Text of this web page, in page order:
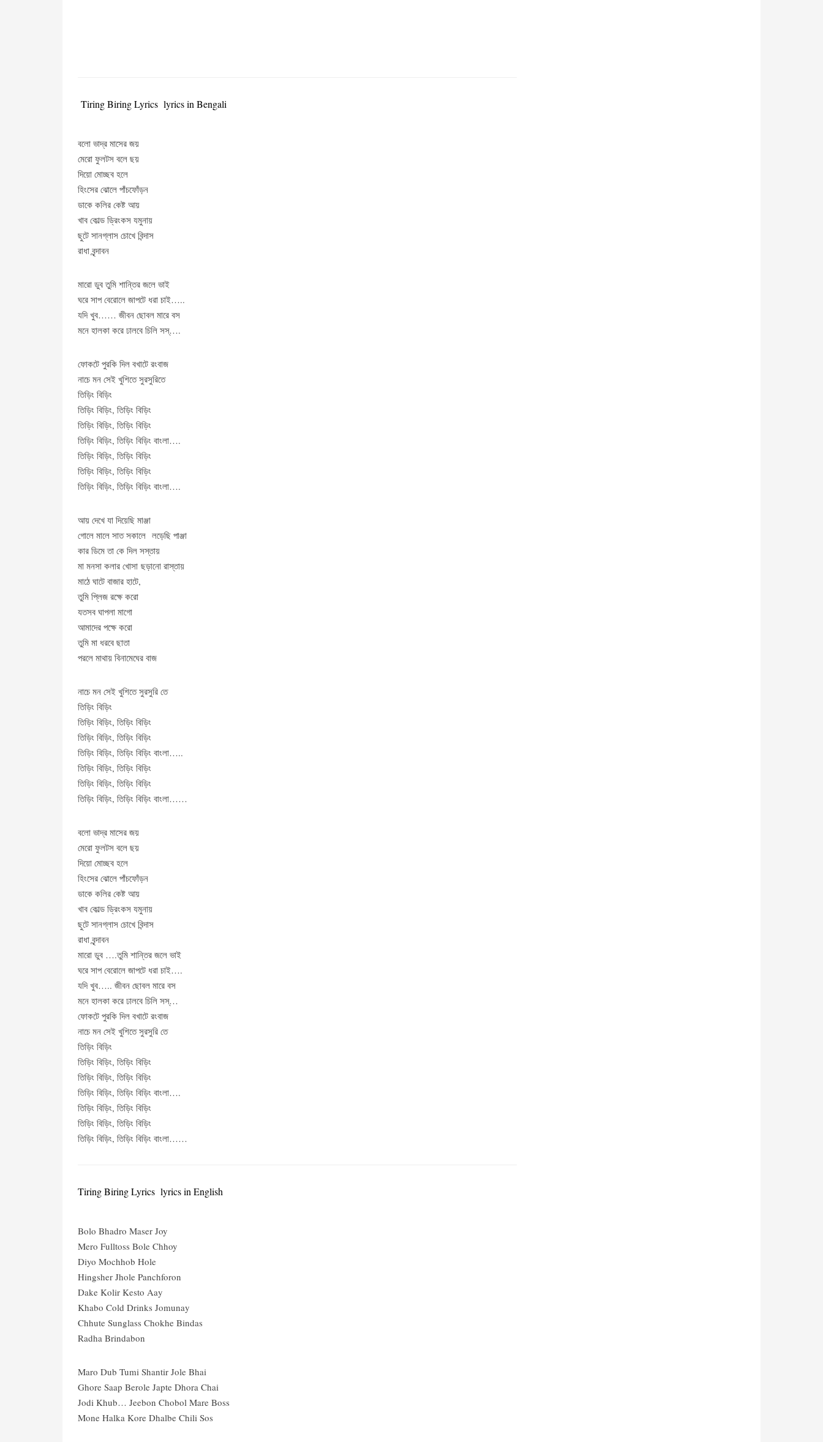
Tiring Biring Lyrics lyrics in Bengali
বলো ভাদ্র মাসের জয়
মেরো ফুলটস বলে ছয়
দিয়ো মোচ্ছব হলে
হিংসের ঝোলে পাঁচফোঁড়ন
ডাকে কলির কেষ্ট আয়
খাব কোল্ড ড্রিংকস যমুনায়
ছুটে সানগ্লাস চোখে বিন্দাস
রাধা বৃন্দাবন
মারো ডুব তুমি শান্তির জলে ভাই
ঘরে সাপ বেরোলে জাপটে ধরা চাই…..
যদি খুব…… জীবন ছোবল মারে বস
মনে হালকা করে ঢালবে চিলি সস্….
ফোকটে পুরকি দিল বখাটে রংবাজ
নাচে মন সেই খুশিতে সুরসুরিতে
তিড়িং বিড়িং
তিড়িং বিড়িং, তিড়িং বিড়িং
তিড়িং বিড়িং, তিড়িং বিড়িং
তিড়িং বিড়িং, তিড়িং বিড়িং বাংলা….
তিড়িং বিড়িং, তিড়িং বিড়িং
তিড়িং বিড়িং, তিড়িং বিড়িং
তিড়িং বিড়িং, তিড়িং বিড়িং বাংলা….
আয় দেখে যা দিয়েছি মাঞ্জা
গোলে মালে সাত সকালে লড়েছি পাঞ্জা
কার ডিমে তা কে দিল সস্তায়
মা মনসা কলার খোসা ছড়ানো রাস্তায়
মাঠে ঘাটে বাজার হাটে,
তুমি প্লিজ রক্ষে করো
যতসব ঘাপলা মাগো
আমাদের পক্ষে করো
তুমি মা ধরবে ছাতা
পরলে মাথায় বিনামেঘের বাজ
নাচে মন সেই খুশিতে সুরসুরি তে
তিড়িং বিড়িং
তিড়িং বিড়িং, তিড়িং বিড়িং
তিড়িং বিড়িং, তিড়িং বিড়িং
তিড়িং বিড়িং, তিড়িং বিড়িং বাংলা…..
তিড়িং বিড়িং, তিড়িং বিড়িং
তিড়িং বিড়িং, তিড়িং বিড়িং
তিড়িং বিড়িং, তিড়িং বিড়িং বাংলা……
বলো ভাদ্র মাসের জয়
মেরো ফুলটস বলে ছয়
দিয়ো মোচ্ছব হলে
হিংসের ঝোলে পাঁচফোঁড়ন
ডাকে কলির কেষ্ট আয়
খাব কোল্ড ড্রিংকস যমুনায়
ছুটে সানগ্লাস চোখে বিন্দাস
রাধা বৃন্দাবন
মারো ডুব ….তুমি শান্তির জলে ভাই
ঘরে সাপ বেরোলে জাপটে ধরা চাই….
যদি খুব….. জীবন ছোবল মারে বস
মনে হালকা করে ঢালবে চিলি সস্…
ফোকটে পুরকি দিল বখাটে রংবাজ
নাচে মন সেই খুশিতে সুরসুরি তে
তিড়িং বিড়িং
তিড়িং বিড়িং, তিড়িং বিড়িং
তিড়িং বিড়িং, তিড়িং বিড়িং
তিড়িং বিড়িং, তিড়িং বিড়িং বাংলা….
তিড়িং বিড়িং, তিড়িং বিড়িং
তিড়িং বিড়িং, তিড়িং বিড়িং
তিড়িং বিড়িং, তিড়িং বিড়িং বাংলা……
Tiring Biring Lyrics lyrics in English
Bolo Bhadro Maser Joy
Mero Fulltoss Bole Chhoy
Diyo Mochhob Hole
Hingsher Jhole Panchforon
Dake Kolir Kesto Aay
Khabo Cold Drinks Jomunay
Chhute Sunglass Chokhe Bindas
Radha Brindabon
Maro Dub Tumi Shantir Jole Bhai
Ghore Saap Berole Japte Dhora Chai
Jodi Khub… Jeebon Chobol Mare Boss
Mone Halka Kore Dhalbe Chili Sos